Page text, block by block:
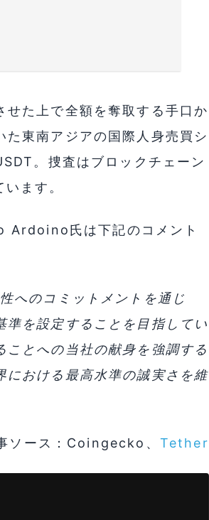
た上で全額を奪取する手口か
東南アジアの国際人身売買シ
。捜査はブロックチェーン
ます。
Ardoino氏は下記のコメント
へのコミットメントを通じ
準を設定することを目指してい
ことへの当社の献身を強調する
における最高水準の誠実さを維
ソース：Coingecko、 Tether